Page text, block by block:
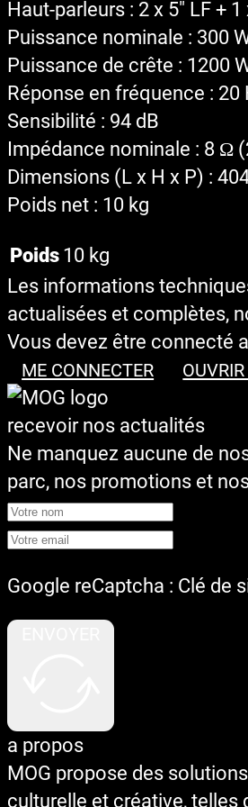
Haut-parleurs : 2 x 5″ LF + 1
Puissance nominale : 300
Puissance de crête : 1200
Réponse en fréquence : 20
Sensibilité : 94 dB
Impédance nominale : 8 Ω
Dimensions (L x H x P) :
Poids net : 10 kg
Poids10 kg
Les informations
actualisées et complètes,
Vous devez être connecté
ME CONNECTER
recevoir nos actualités
Ne manquez aucune de
parc, nos promotions et
Google reCaptcha : Clé de
a propos
MOG propose des
culturelle et créative, telles